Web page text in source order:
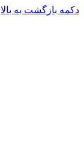
دکمه بازگشت به بالا